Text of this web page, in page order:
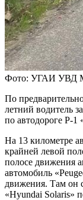
Фото: УГАИ УВД
По
летний водитель
по автодороге Р-
На 13 километре
крайней левой
полосе движения
автомобиль
движения. Там он
«Hyundai Solaris»